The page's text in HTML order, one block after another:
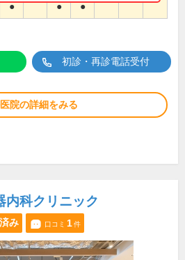
● ● ●
初診・再診電話受付
院の詳細をみる
内科クリニック
み 口コミ 1件